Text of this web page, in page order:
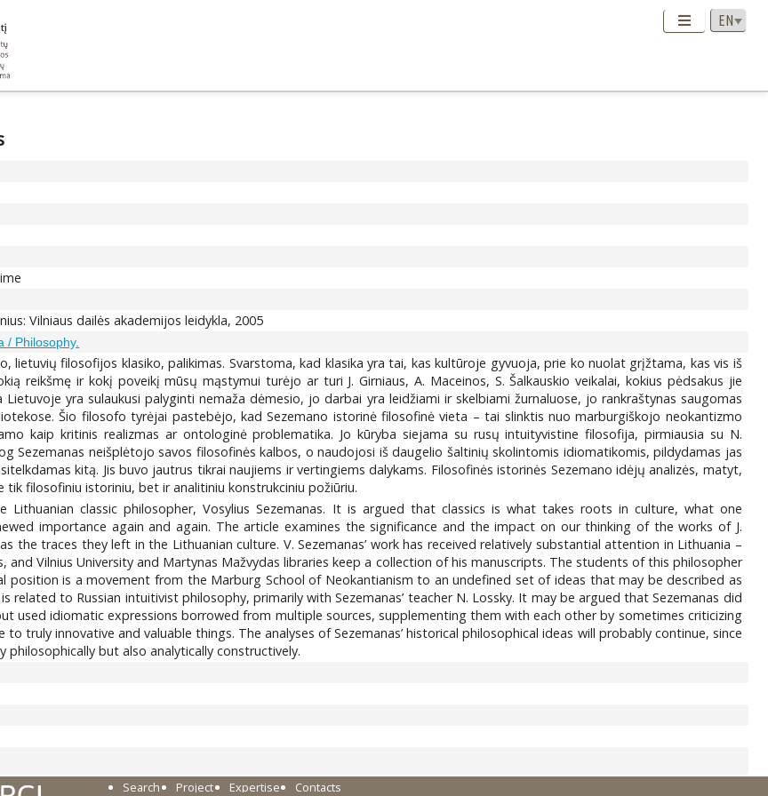
Vilniaus dailės akademijos leidykla, 2005
/ Philosophy.
lietuvių filosofijos klasiko, palikimas. Svarstoma, kad klasika yra tai, kas kultūroje gyvuoja, prie ko nuolat grįžtama, kas vis iš
reikšmę ir kokį poveikį mūsų mąstymui turėjo ar turi J. Girniaus, A. Maceinos, S. Šalkauskio veikalai, kokius pėdsakus jie
yra sulaukusi palyginti nemaža dėmesio, jo darbai yra leidžiami ir skelbiami žurnaluose, jo rankraštynas saugomas
Šio filosofo tyrėjai pastebėjo, kad Sezemano istorinė filosofinė vieta – tai slinktis nuo marburgiškojo neokantizmo
kaip kritinis realizmas ar ontologinė problematika. Jo kūryba siejama su rusų intuityvistine filosofija, pirmiausia su N.
Sezemanas neišplėtojo savos filosofinės kalbos, o naudojosi iš daugelio šaltinių skolintomis idiomatikomis, pildydamas jas
kitą. Jis buvo jautrus tikrai naujiems ir vertingiems dalykams. Filosofinės istorinės Sezemano idėjų analizės, matyt,
filosofiniu istoriniu, bet ir analitiniu konstrukciniu požiūriu.
Lithuanian classic philosopher, Vosylius Sezemanas. It is argued that classics is what takes roots in culture, what one
importance again and again. The article examines the significance and the impact on our thinking of the works of J.
the traces they left in the Lithuanian culture. V. Sezemanas’ work has received relatively substantial attention in Lithuania –
and Vilnius University and Martynas Mažvydas libraries keep a collection of his manuscripts. The students of this philosopher
position is a movement from the Marburg School of Neokantianism to an undefined set of ideas that may be described as
related to Russian intuitivist philosophy, primarily with Sezemanas’ teacher N. Lossky. It may be argued that Sezemanas did
used idiomatic expressions borrowed from multiple sources, supplementing them with each other by sometimes criticizing
truly innovative and valuable things. The analyses of Sezemanas’ historical philosophical ideas will probably continue, since
but also analytically constructively.
Search Project Expertise Contacts